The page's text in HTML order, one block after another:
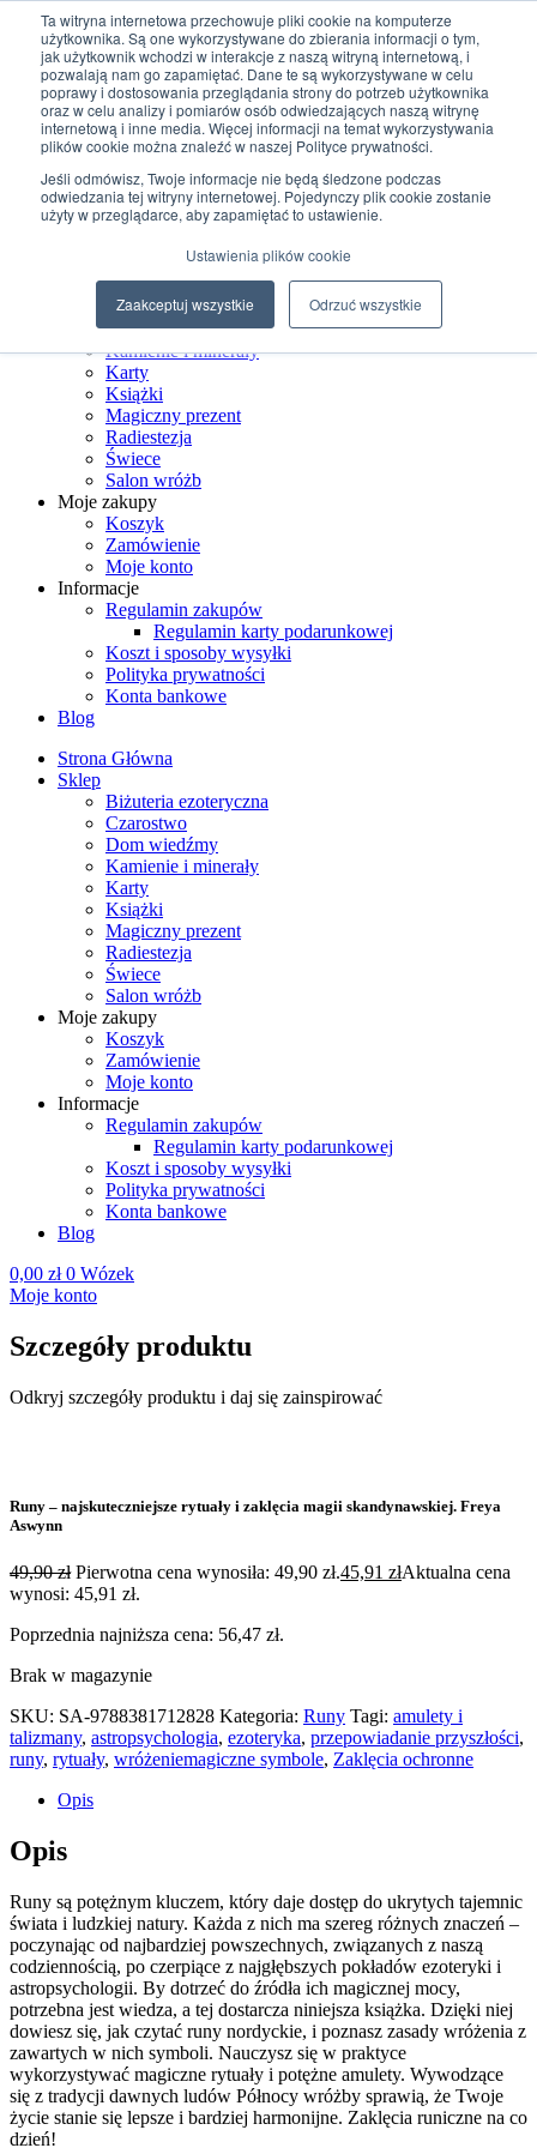
Ta witryna internetowa przechowuje pliki cookie na komputerze
użytkownika. Są one wykorzystywane do zbierania informacji o tym,
jak użytkownik wchodzi w interakcje z naszą witryną internetową, i
pozwalają nam go zapamiętać. Dane te są wykorzystywane w celu
poprawy i dostosowania przeglądania strony do potrzeb użytkownika
oraz w celu analizy i pomiarów osób odwiedzających naszą witrynę
internetową i inne media. Więcej informacji na temat wykorzystywania
plików cookie można znaleźć w naszej Polityce prywatności.
Jeśli odmówisz, Twoje informacje nie będą śledzone podczas
odwiedzania tej witryny internetowej. Pojedynczy plik cookie zostanie
użyty w przeglądarce, aby zapamiętać to ustawienie.
Ustawienia plików cookie
Zaakceptuj wszystkie Odrzuć wszystkie
Przejdź do treści
+48 507 498 341
sklep@ksiegarniamagiczna.pl
sklep internetowy 24h/7
Wyszukiwarka produktów
Biżuteria ezoteryczna
Czarostwo
Dom wiedźmy
Kamienie i minerały
Karty
Książki
Magiczny prezent
Radiestezja
Świece
Salon wróżb
Moje zakupy
Koszyk
Zamówienie
Moje konto
Informacje
Regulamin zakupów
Regulamin karty podarunkowej
Koszt i sposoby wysyłki
Polityka prywatności
Konta bankowe
Blog
Strona Główna
Sklep
Biżuteria ezoteryczna
Czarostwo
Dom wiedźmy
Kamienie i minerały
Karty
Książki
Magiczny prezent
Radiestezja
Świece
Salon wróżb
Moje zakupy
Koszyk
Zamówienie
Moje konto
Informacje
Regulamin zakupów
Regulamin karty podarunkowej
Koszt i sposoby wysyłki
Polityka prywatności
Konta bankowe
Blog
0,00 zł 0 Wózek
Moje konto
Szczegóły produktu
Odkryj szczegóły produktu i daj się zainspirować
Runy – najskuteczniejsze rytuały i zaklęcia magii skandynawskiej. Freya
Aswynn
49,90zł Pierwotna cena wynosiła: 49,90 zł.45,91 złAktualna cena
wynosi: 45,91 zł.
Poprzednia najniższa cena: 56,47 zł.
Brak w magazynie
SKU: SA-9788381712828 Kategoria: Runy Tagi: amulety i
talizmany, astropsychologia, ezoteryka, przepowiadanie przyszłości,
runy, rytuały, wróżeniemagiczne symbole, Zaklęcia ochronne
Opis
Opis
Runy są potężnym kluczem, który daje dostęp do ukrytych tajemnic
świata i ludzkiej natury. Każda z nich ma szereg różnych znaczeń –
poczynając od najbardziej powszechnych, związanych z naszą
codziennością, po czerpiące z najgłębszych pokładów ezoteryki i
astropsychologii. By dotrzeć do źródła ich magicznej mocy,
potrzebna jest wiedza, a tej dostarcza niniejsza książka. Dzięki niej
dowiesz się, jak czytać runy nordyckie, i poznasz zasady wróżenia z
zawartych w nich symboli. Nauczysz się w praktyce
wykorzystywać magiczne rytuały i potężne amulety. Wywodzące
się z tradycji dawnych ludów Północy wróżby sprawią, że Twoje
życie stanie się lepsze i bardziej harmonijne. Zaklęcia runiczne na co
dzień!